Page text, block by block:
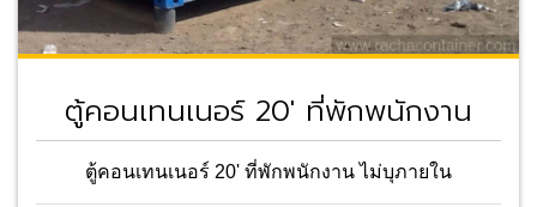
ตู้คอนเทนเนอร์ 20' ที่พักพนักงาน
ตู้คอนเทนเนอร์ 20' ที่พักพนักงาน ไม่บุภายใน